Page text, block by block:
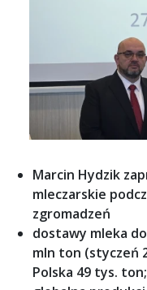
Marcin Hydzik
mleczarskie
zgromadzeń
dostawy mleka
mln ton (styczeń
Polska 49 tys. ton;